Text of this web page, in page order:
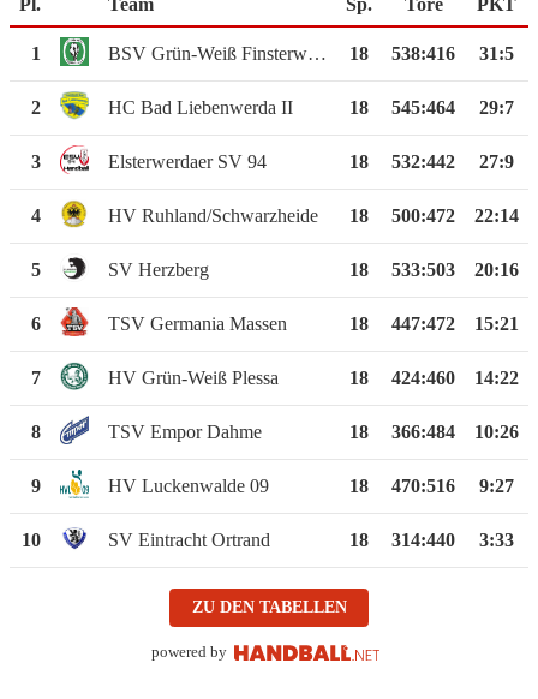
Pl. Team Sp. Tore PKT
1 BSV Grün-Weiß Finsterwalde II 18 538:416 31:5
2 HC Bad Liebenwerda II 18 545:464 29:7
3 Elsterwerdaer SV 94 18 532:442 27:9
4 HV Ruhland/Schwarzheide 18 500:472 22:14
5 SV Herzberg 18 533:503 20:16
6 TSV Germania Massen 18 447:472 15:21
7 HV Grün-Weiß Plessa 18 424:460 14:22
8 TSV Empor Dahme 18 366:484 10:26
9 HV Luckenwalde 09 18 470:516 9:27
10 SV Eintracht Ortrand 18 314:440 3:33
ZU DEN TABELLEN
powered by